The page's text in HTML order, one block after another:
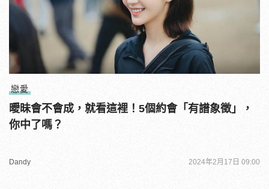
戀愛
曖昧會不會成，就看這裡！5個約會「有譜象徵」，
你中了嗎？
Dandy 2024年2月17日 09:00